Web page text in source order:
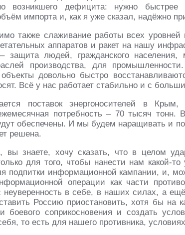
возникшего дефицита: нужно
импорта и, как я уже сказал, надёжно
также слаживание работы всех
аппаратов и ракет на нашу
защита людей, гражданского
производства, для
довольно быстро
Всё у нас работает стабильно и с
поставок энергоносителей в
потребность – 70 тысяч тонн.
обеспечены. И мы будем наращивать и
решена.
вы знаете, хочу сказать, что в целом
для того, чтобы нанести нам какой-
подпитки информационной кампании, и,
операции как части
неуверенность в себе, в наших силах, а
Россию приостановить, хотя бы на
боевого соприкосновения и создать
то есть для нашего противника,